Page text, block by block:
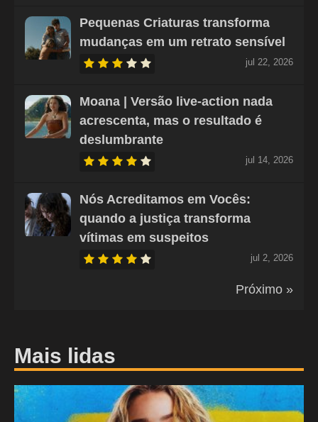
Pequenas Criaturas transforma
mudanças em um retrato sensível
jul 22, 2026
Moana | Versão live-action nada
acrescenta, mas o resultado é
deslumbrante
jul 14, 2026
Nós Acreditamos em Vocês:
quando a justiça transforma
vítimas em suspeitos
jul 2, 2026
Próximo »
Mais lidas